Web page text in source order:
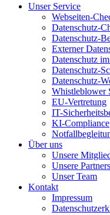
Unser Service
Webseiten-
Datenschutz-
Datenschutz-
Externer
Datenschutz
Datenschutz-
Datenschutz-
Whistleblower
EU-Vertretung
IT-
KI-Compliance
Über uns
Unsere
Unsere
Unser Team
Kontakt
Impressum